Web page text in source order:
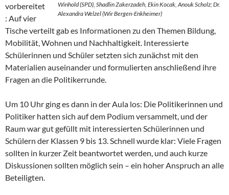
Winhold (SPD), Shadlin Zakerzadeh, Ekin Kocak, Anouk Scholz; Dr.
Alexandra Welzel (Wir Bergen-Enkheimer)
vorbereitet
: Auf vier
Tische verteilt gab es Informationen zu den Themen Bildung,
Mobilität, Wohnen und Nachhaltigkeit. Interessierte
Schülerinnen und Schüler setzten sich zunächst mit den
Materialien auseinander und formulierten anschließend ihre
Fragen an die Politikerrunde.
Um 10 Uhr ging es dann in der Aula los: Die Politikerinnen und
Politiker hatten sich auf dem Podium versammelt, und der
Raum war gut gefüllt mit interessierten Schülerinnen und
Schülern der Klassen 9 bis 13. Schnell wurde klar: Viele Fragen
sollten in kurzer Zeit beantwortet werden, und auch kurze
Diskussionen sollten möglich sein – ein hoher Anspruch an alle
Beteiligten.